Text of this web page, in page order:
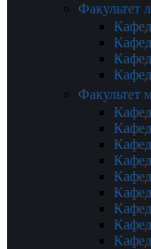
Факультет
Факультет